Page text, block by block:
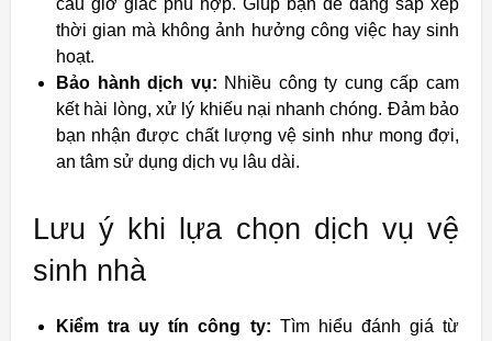
thời gian mà không ảnh hưởng công việc hay sinh
hoạt.
Bảo hành dịch vụ: Nhiều công ty cung cấp cam
kết hài lòng, xử lý khiếu nại nhanh chóng. Đảm bảo
bạn nhận được chất lượng vệ sinh như mong đợi,
an tâm sử dụng dịch vụ lâu dài.
Lưu ý khi lựa chọn dịch vụ vệ
sinh nhà
Kiểm tra uy tín công ty: Tìm hiểu đánh giá từ